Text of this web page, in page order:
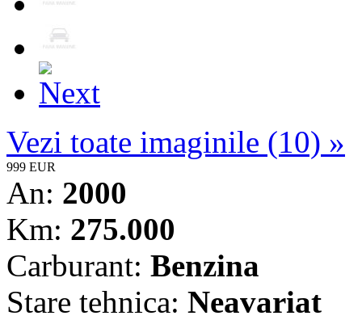
Vezi toate imaginile (10) »
999 EUR
An: 2000
Km: 275.000
Carburant: Benzina
Stare tehnica: Neavariat